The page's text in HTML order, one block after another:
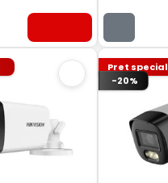
Pret special
-20%